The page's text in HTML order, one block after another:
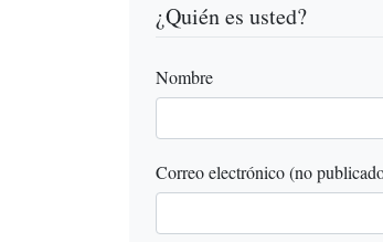
¿Quién es usted?
Nombre
Correo electrónico (no